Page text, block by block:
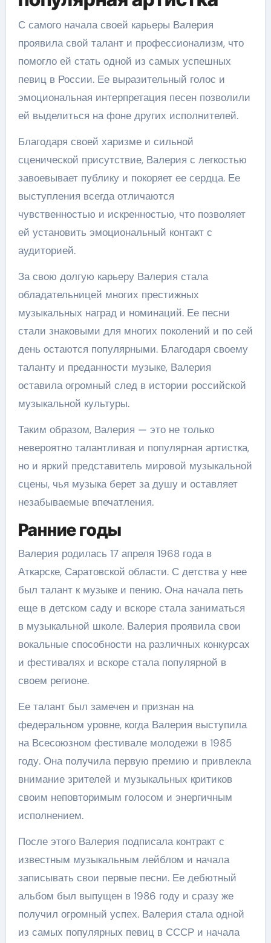
С самого начала своей карьеры Валерия
проявила свой талант и профессионализм, что
помогло ей стать одной из самых успешных
певиц в России. Ее выразительный голос и
эмоциональная интерпретация песен позволили
ей выделиться на фоне других исполнителей.
Благодаря своей харизме и сильной
сценической присутствие, Валерия с легкостью
завоевывает публику и покоряет ее сердца. Ее
выступления всегда отличаются
чувственностью и искренностью, что позволяет
ей установить эмоциональный контакт с
аудиторией.
За свою долгую карьеру Валерия стала
обладательницей многих престижных
музыкальных наград и номинаций. Ее песни
стали знаковыми для многих поколений и по сей
день остаются популярными. Благодаря своему
таланту и преданности музыке, Валерия
оставила огромный след в истории российской
музыкальной культуры.
Таким образом, Валерия — это не только
невероятно талантливая и популярная артистка,
но и яркий представитель мировой музыкальной
сцены, чья музыка берет за душу и оставляет
незабываемые впечатления.
Ранние годы
Валерия родилась 17 апреля 1968 года в
Аткарске, Саратовской области. С детства у нее
был талант к музыке и пению. Она начала петь
еще в детском саду и вскоре стала заниматься
в музыкальной школе. Валерия проявила свои
вокальные способности на различных конкурсах
и фестивалях и вскоре стала популярной в
своем регионе.
Ее талант был замечен и признан на
федеральном уровне, когда Валерия выступила
на Всесоюзном фестивале молодежи в 1985
году. Она получила первую премию и привлекла
внимание зрителей и музыкальных критиков
своим неповторимым голосом и энергичным
исполнением.
После этого Валерия подписала контракт с
известным музыкальным лейблом и начала
записывать свои первые песни. Ее дебютный
альбом был выпущен в 1986 году и сразу же
получил огромный успех. Валерия стала одной
из самых популярных певиц в СССР и начала